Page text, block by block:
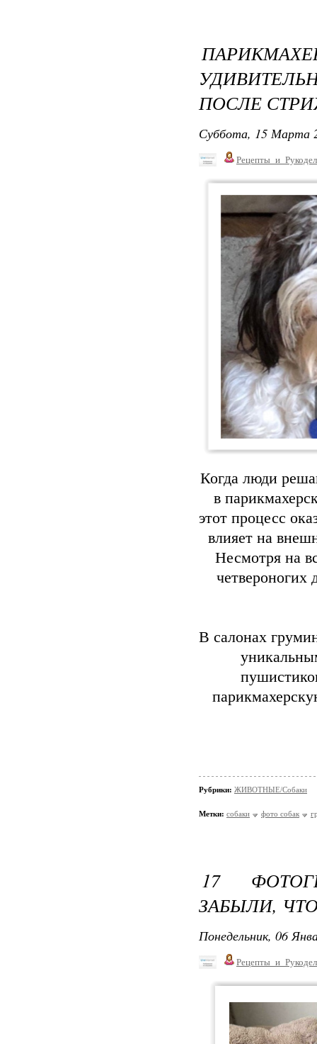
ПОСЛЕ
Суббота, 15 Марта
Когда люди
в
этот процесс
влияет на
Несмотря на
четвероногих
В салонах
Рубрики: ЖИВОТНЫЕ/Собаки
Метки: собаки фото собак
17
ЗАБЫЛИ,
Понедельник, 06